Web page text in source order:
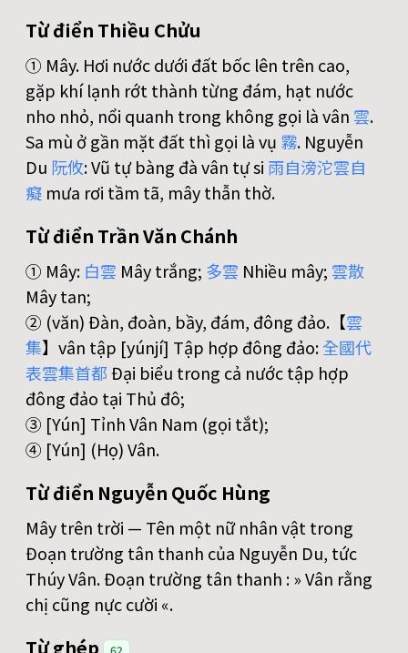
Từ điển Thiều Chửu
① Mây. Hơi nước dưới đất bốc lên trên cao,
gặp khí lạnh rớt thành từng đám, hạt nước
nho nhỏ, nổi quanh trong không gọi là vân 雲.
Sa mù ở gần mặt đất thì gọi là vụ 霧. Nguyễn
Du 阮攸: Vũ tự bàng đà vân tự si 雨自滂沱雲自
癡 mưa rơi tầm tã, mây thẫn thờ.
Từ điển Trần Văn Chánh
① Mây: 白雲 Mây trắng; 多雲 Nhiều mây; 雲散
Mây tan;
② (văn) Đàn, đoàn, bầy, đám, đông đảo.【雲
集】vân tập [yúnjí] Tập hợp đông đảo:全國代
表雲集首都Đại biểu trong cả nước tập hợp
đông đảo tại Thủ đô;
③ [Yún] Tỉnh Vân Nam (gọi tắt);
④ [Yún] (Họ) Vân.
Từ điển Nguyễn Quốc Hùng
Mây trên trời — Tên một nữ nhân vật trong
Đoạn trường tân thanh của Nguyễn Du, tức
Thúy Vân. Đoạn trường tân thanh : » Vân rằng
chị cũng nực cười «.
Từ ghép